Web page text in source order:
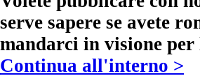
serve sapere se avete
mandarci in visione
Continua all'interno >